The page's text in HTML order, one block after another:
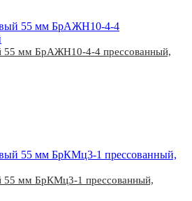
55 мм БрАЖН10-4-4 прессованный,
55 мм БрКМц3-1 прессованный,